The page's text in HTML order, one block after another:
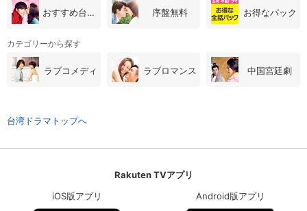
おすすめ台湾・中国ドラマ 序盤無料 お得なパック
カテゴリーから探す
ラブコメディ ラブロマンス 中国宮廷劇
台湾ドラマトップへ
Rakuten TVアプリ
iOS版アプリ
Android版アプリ